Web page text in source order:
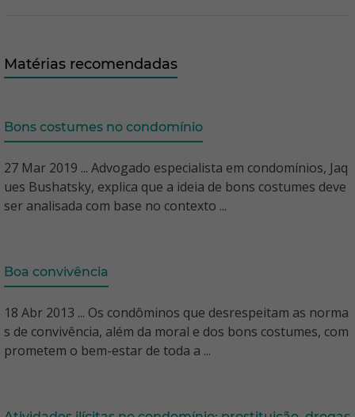
Matérias recomendadas
Bons costumes no condomínio
27 Mar 2019 ... Advogado especialista em condomínios, Jaq
ues Bushatsky, explica que a ideia de bons costumes deve
ser analisada com base no contexto ...
Boa convivência
18 Abr 2013 ... Os condôminos que desrespeitam as norma
s de convivência, além da moral e dos bons costumes, com
prometem o bem-estar de toda a ...